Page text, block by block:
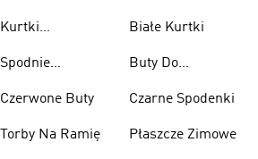
Kurtki
Spodnie
Czerwone Buty
Torby Na Ramię
Ciężarów
Białe Kurtki
Buty Do
Czarne Spodenki
Płaszcze Zimowe